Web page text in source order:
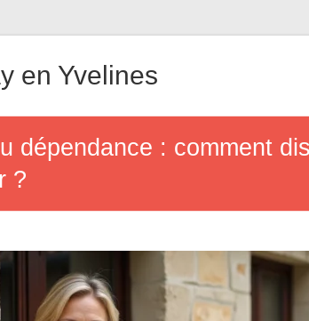
en Yvelines
dépendance : comment
?